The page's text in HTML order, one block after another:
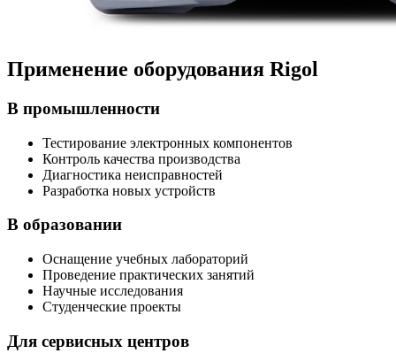
Применение оборудования Rigol
В промышленности
Тестирование электронных компонентов
Контроль качества производства
Диагностика неисправностей
Разработка новых устройств
В образовании
Оснащение учебных лабораторий
Проведение практических занятий
Научные исследования
Студенческие проекты
Для сервисных центров